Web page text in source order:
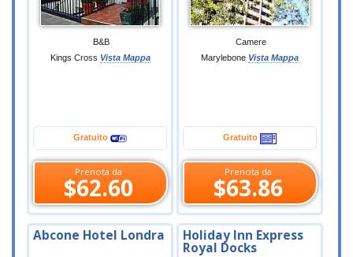
B&B
Kings Cross Vista Mappa
Gratuito
Prenota da
$62.60
Camere
Marylebone Vista Mappa
Gratuito
Prenota da
$63.86
Abcone Hotel Londra Holiday Inn Express
Royal Docks